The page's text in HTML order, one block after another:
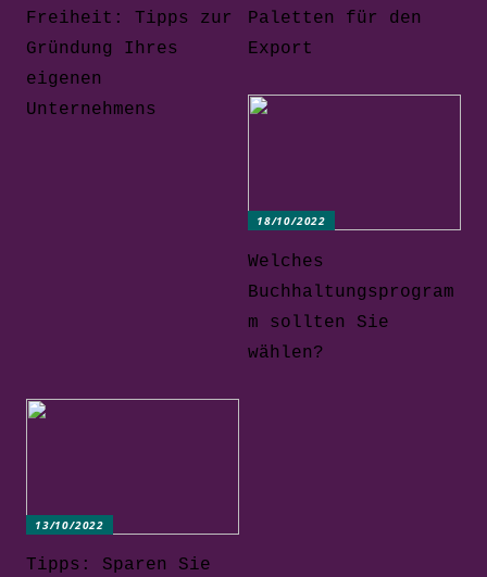
Freiheit: Tipps zur
Gründung Ihres
eigenen
Unternehmens
Paletten für den
Export
18/10/2022
Welches
Buchhaltungsprogram
m sollten Sie
wählen?
13/10/2022
Tipps: Sparen Sie